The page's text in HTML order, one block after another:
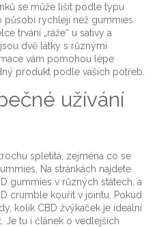
se může lišit podle typu
rychleji než gummies.
trvání „ráže“ u sativy a
dvě látky s různými
vám pomohou lépe
produkt podle vašich potřeb.
užívání
spletitá, zejména co se
Na stránkách najdete
gummies v různých státech, a
crumble kouřit v jointu. Pokud
kolik CBD žvýkaček je ideální
Je tu i článek o vedlejších